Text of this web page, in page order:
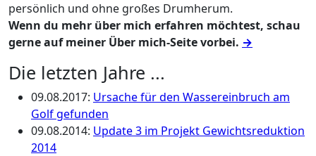
persönlich und ohne großes Drumherum.
Wenn du mehr über mich erfahren möchtest, schau
gerne auf meiner Über mich-Seite vorbei. →
Die letzten Jahre ...
09.08.2017: Ursache für den Wassereinbruch am
Golf gefunden
09.08.2014: Update 3 im Projekt Gewichtsreduktion
2014